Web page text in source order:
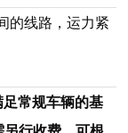
的线路，运力紧
常规车辆的基